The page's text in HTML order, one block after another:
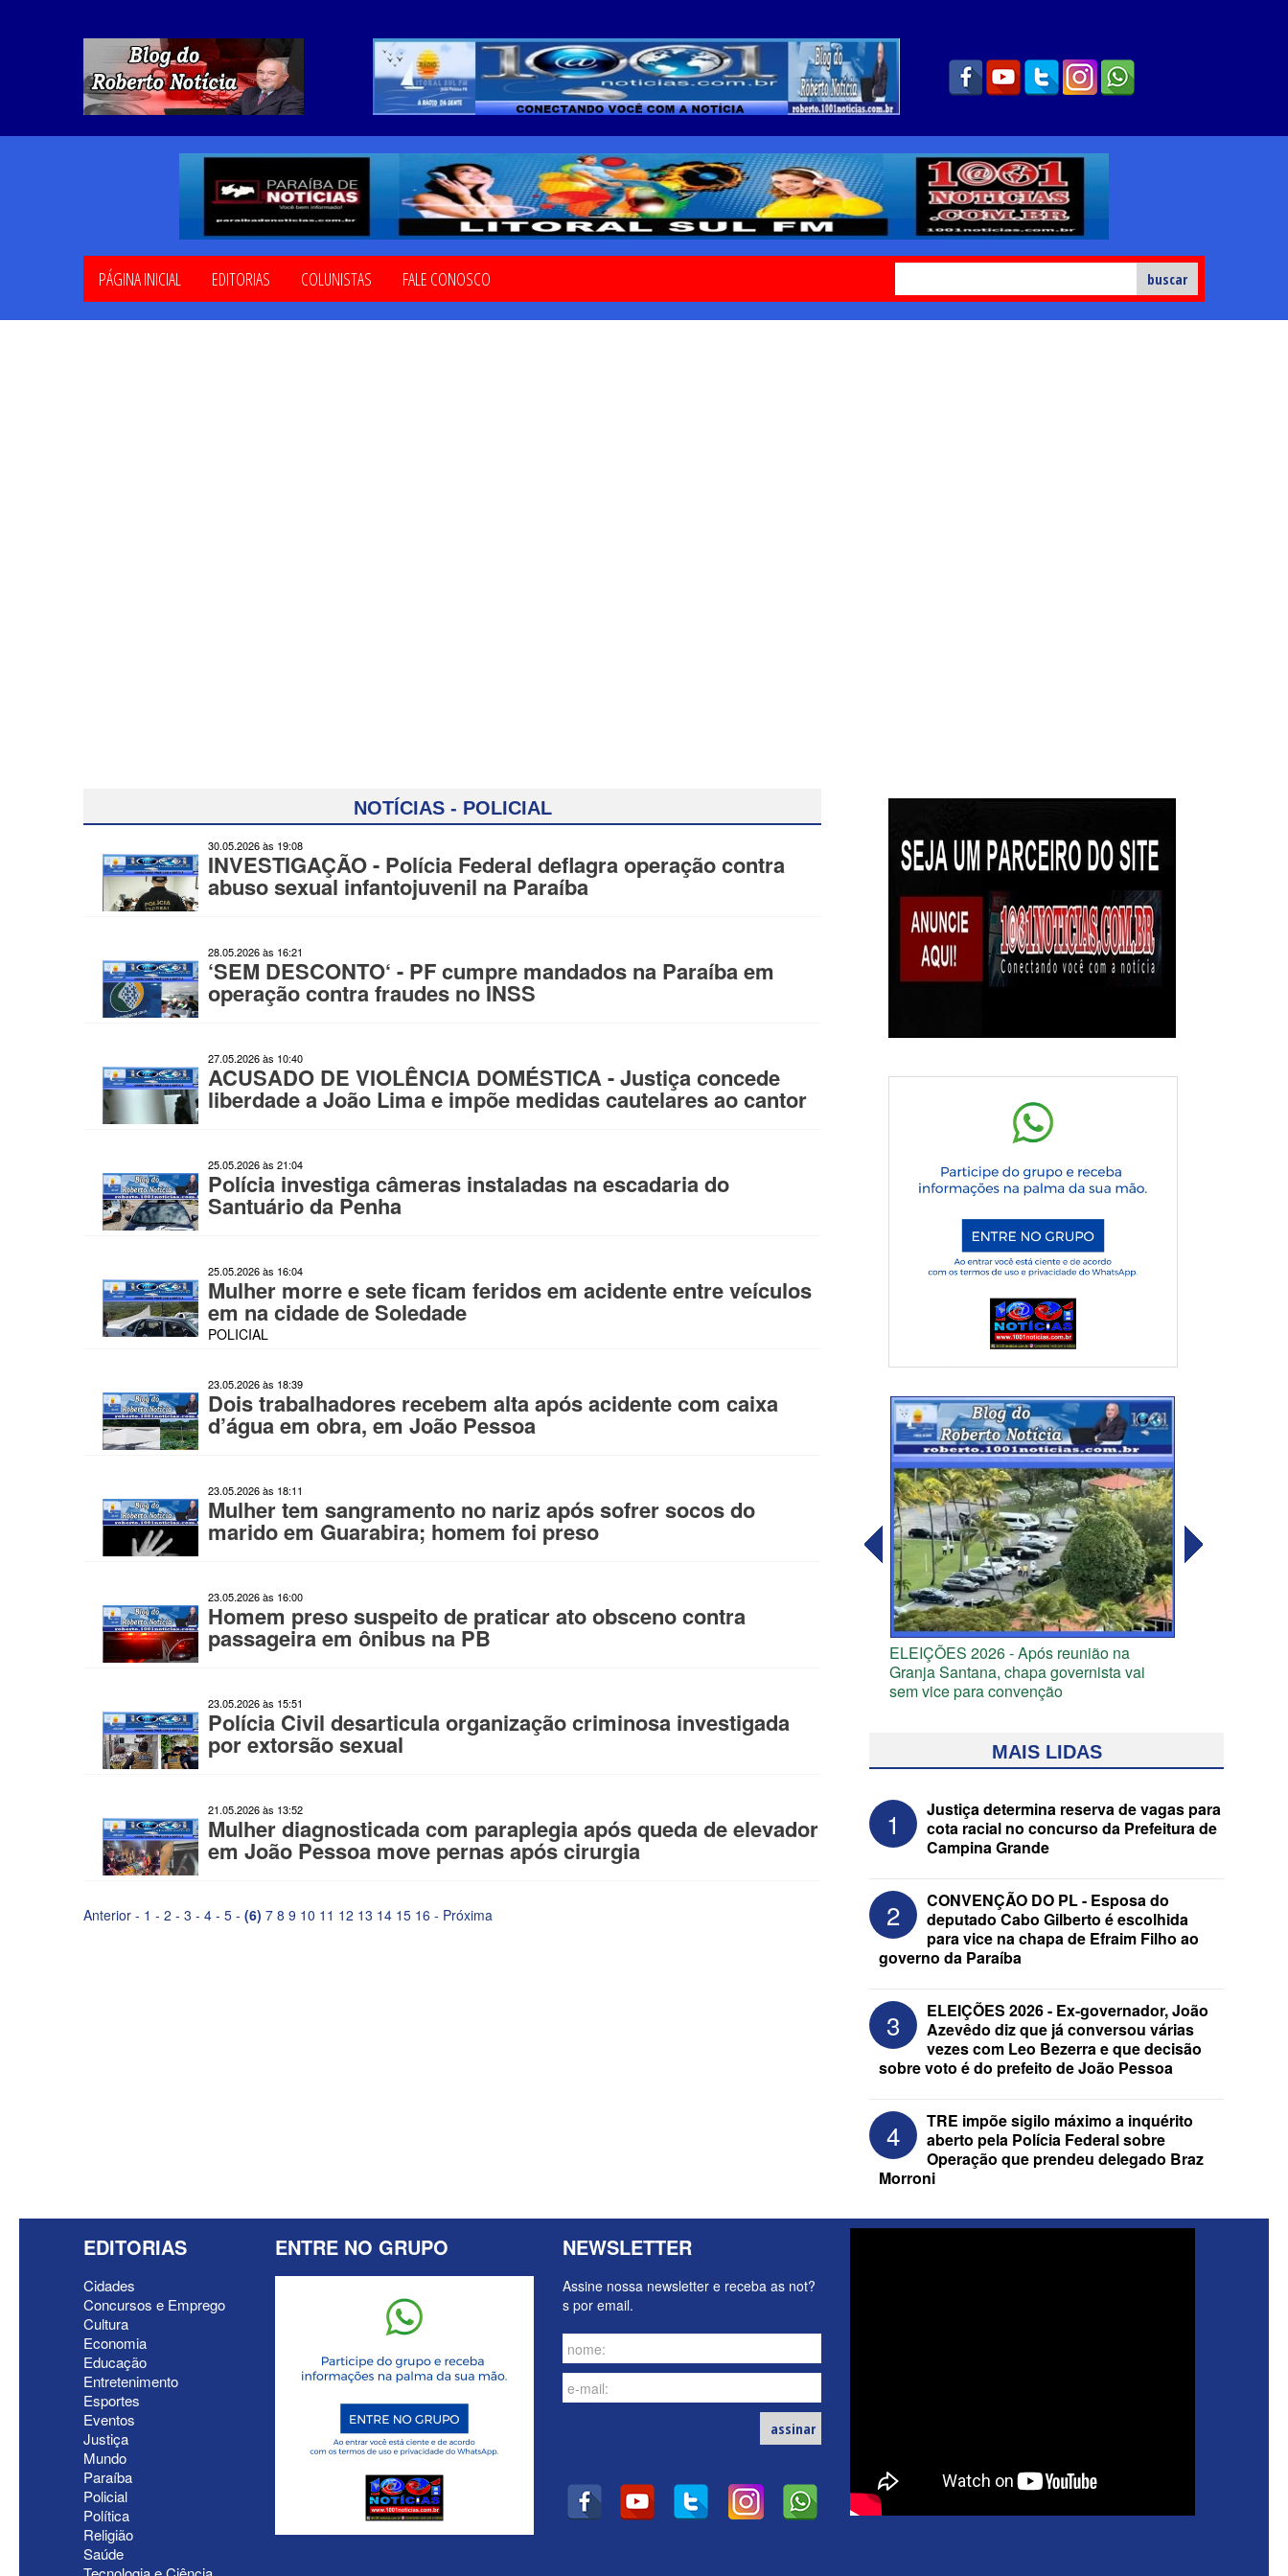
PÁGINA INICIAL EDITORIAS COLUNISTAS FALE CONOSCO
NOTÍCIAS - POLICIAL
30.05.2026 às 19:08
INVESTIGAÇÃO - Polícia Federal deflagra operação contra
abuso sexual infantojuvenil na Paraíba
28.05.2026 às 16:21
‘SEM DESCONTO‘ - PF cumpre mandados na Paraíba em
operação contra fraudes no INSS
27.05.2026 às 10:40
ACUSADO DE VIOLÊNCIA DOMÉSTICA - Justiça concede
liberdade a João Lima e impõe medidas cautelares ao cantor
25.05.2026 às 21:04
Polícia investiga câmeras instaladas na escadaria do
Santuário da Penha
25.05.2026 às 16:04
Mulher morre e sete ficam feridos em acidente entre veículos
em na cidade de Soledade
POLICIAL
23.05.2026 às 18:39
Dois trabalhadores recebem alta após acidente com caixa
d’água em obra, em João Pessoa
23.05.2026 às 18:11
Mulher tem sangramento no nariz após sofrer socos do
marido em Guarabira; homem foi preso
23.05.2026 às 16:00
Homem preso suspeito de praticar ato obsceno contra
passageira em ônibus na PB
23.05.2026 às 15:51
Polícia Civil desarticula organização criminosa investigada
por extorsão sexual
21.05.2026 às 13:52
Mulher diagnosticada com paraplegia após queda de elevador
em João Pessoa move pernas após cirurgia
Anterior - 1 - 2 - 3 - 4 - 5 - (6) 7 8 9 10 11 12 13 14 15 16 - Próxima
ELEIÇÕES 2026 - Após reunião na
Granja Santana, chapa governista vai
sem vice para convenção
Assista à transmissão das convenções
de 2026 na Paraíba
MAIS LIDAS
1
Justiça determina reserva de vagas para
cota racial no concurso da Prefeitura de
Campina Grande
2
CONVENÇÃO DO PL - Esposa do
deputado Cabo Gilberto é escolhida
para vice na chapa de Efraim Filho ao
governo da Paraíba
3
ELEIÇÕES 2026 - Ex-governador, João
Azevêdo diz que já conversou várias
vezes com Leo Bezerra e que decisão
sobre voto é do prefeito de João Pessoa
4
TRE impõe sigilo máximo a inquérito
aberto pela Polícia Federal sobre
Operação que prendeu delegado Braz
Morroni
EDITORIAS
Cidades
Concursos e Emprego
Cultura
Economia
Educação
Entretenimento
Esportes
Eventos
Justiça
Mundo
Paraíba
Policial
Política
Religião
Saúde
ENTRE NO GRUPO NEWSLETTER
Assine nossa newsletter e receba as not?
s por email.